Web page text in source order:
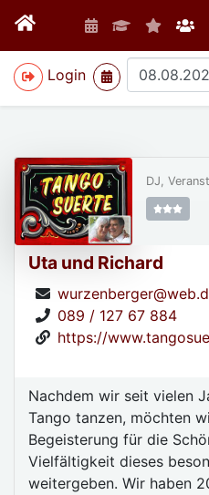
Login
>
Uta und Richard
089 / 127 67 884
https://
DJ,
Nachdem wir seit vielen
Tango tanzen, möchten
Begeisterung für die
Vielfältigkeit dieses
weitergeben. Wir haben